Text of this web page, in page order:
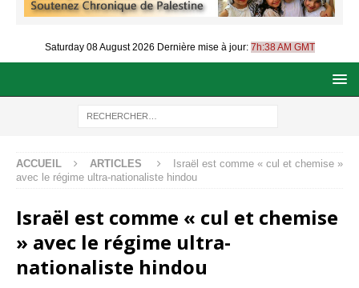
Saturday 08 August 2026 Dernière mise à jour: 7h:38 AM GMT
ACCUEIL ARTICLES
Israël est comme « cul et chemise »
avec le régime ultra-nationaliste hindou
Israël est comme « cul et chemise
» avec le régime ultra-
nationaliste hindou